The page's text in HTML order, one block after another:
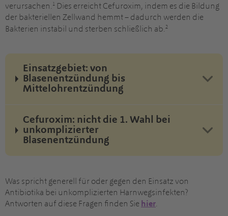
verursachen. 1 Dies erreicht Cefuroxim, indem es die Bildung
der bakteriellen Zellwand hemmt – dadurch werden die
Bakterien instabil und sterben schließlich ab. 2
Einsatzgebiet: von
Blasenentzündung bis
Mittelohrentzündung
Cefuroxim: nicht die 1. Wahl bei
unkomplizierter
Blasenentzündung
Was spricht generell für oder gegen den Einsatz von
Antibiotika bei unkomplizierten Harnwegsinfekten?
Antworten auf diese Fragen finden Sie hier.